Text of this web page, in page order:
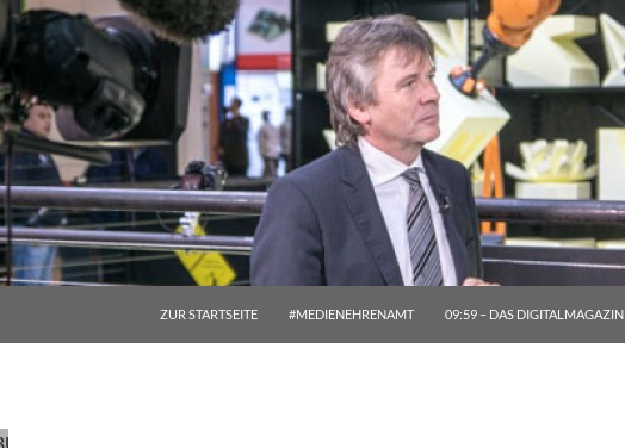
ZUR STARTSEITE #MEDIENEHRENAMT 09:59 – DAS DIGITALMAGAZIN